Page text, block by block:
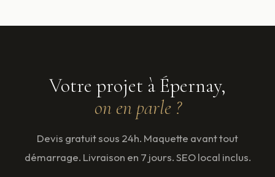
Votre projet à Épernay,
on en parle ?
Devis gratuit sous 24h. Maquette avant tout
démarrage. Livraison en 7 jours. SEO local inclus.